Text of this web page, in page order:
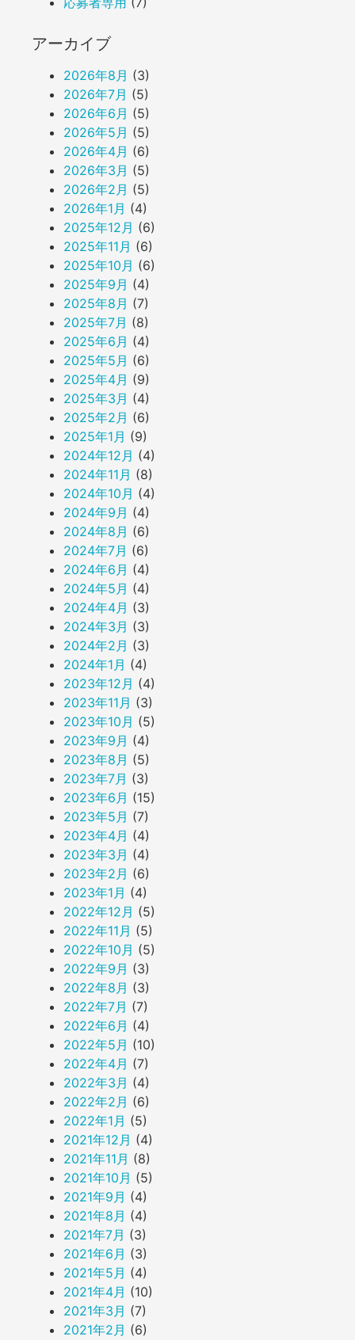
アーカイブ
2026年8月 (3)
2026年7月 (5)
2026年6月 (5)
2026年5月 (5)
2026年4月 (6)
2026年3月 (5)
2026年2月 (5)
2026年1月 (4)
2025年12月 (6)
2025年11月 (6)
2025年10月 (6)
2025年9月 (4)
2025年8月 (7)
2025年7月 (8)
2025年6月 (4)
2025年5月 (6)
2025年4月 (9)
2025年3月 (4)
2025年2月 (6)
2025年1月 (9)
2024年12月 (4)
2024年11月 (8)
2024年10月 (4)
2024年9月 (4)
2024年8月 (6)
2024年7月 (6)
2024年6月 (4)
2024年5月 (4)
2024年4月 (3)
2024年3月 (3)
2024年2月 (3)
2024年1月 (4)
2023年12月 (4)
2023年11月 (3)
2023年10月 (5)
2023年9月 (4)
2023年8月 (5)
2023年7月 (3)
2023年6月 (15)
2023年5月 (7)
2023年4月 (4)
2023年3月 (4)
2023年2月 (6)
2023年1月 (4)
2022年12月 (5)
2022年11月 (5)
2022年10月 (5)
2022年9月 (3)
2022年8月 (3)
2022年7月 (7)
2022年6月 (4)
2022年5月 (10)
2022年4月 (7)
2022年3月 (4)
2022年2月 (6)
2022年1月 (5)
2021年12月 (4)
2021年11月 (8)
2021年10月 (5)
2021年9月 (4)
2021年8月 (4)
2021年7月 (3)
2021年6月 (3)
2021年5月 (4)
2021年4月 (10)
2021年3月 (7)
2021年2月 (6)